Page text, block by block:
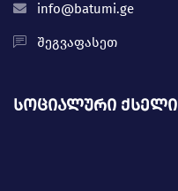
info@batumi.ge
შეგვაფასეთ
სოციალური ქსელი